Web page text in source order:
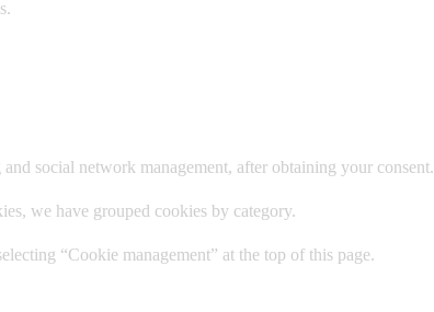
social network management, after obtaining your consent.
we have grouped cookies by category.
“Cookie management” at the top of this page.